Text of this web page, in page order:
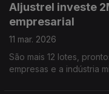
Aljustrel investe
empresarial
11 mar. 2026
São mais 12 lotes,
empresas e a indústria